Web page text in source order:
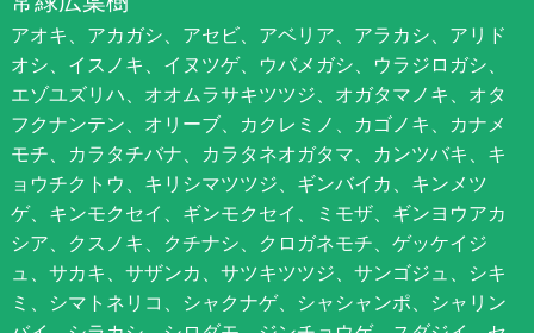
アオキ、アカガシ、アセビ、アベリア、アラカシ、アリド
オシ、イスノキ、イヌツゲ、ウバメガシ、ウラジロガシ、
エゾユズリハ、オオムラサキツツジ、オガタマノキ、オタ
フクナンテン、オリーブ、カクレミノ、カゴノキ、カナメ
モチ、カラタチバナ、カラタネオガタマ、カンツバキ、キ
ョウチクトウ、キリシマツツジ、ギンバイカ、キンメツ
ゲ、キンモクセイ、ギンモクセイ、ミモザ、ギンヨウアカ
シア、クスノキ、クチナシ、クロガネモチ、ゲッケイジ
ュ、サカキ、サザンカ、サツキツツジ、サンゴジュ、シキ
ミ、シマトネリコ、シャクナゲ、シャシャンポ、シャリン